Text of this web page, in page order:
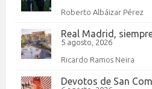
Roberto Albáizar Pérez
Real Madrid,
5 agosto, 2026
Ricardo Ramos Neira
Devotos de San